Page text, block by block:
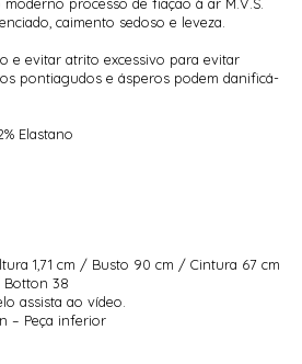
processo de fiação à ar M.V.S.
caimento sedoso e leveza.
e evitar atrito excessivo para evitar
pontiagudos e ásperos podem danificá-
Elastano
1,71 cm / Busto 90 cm / Cintura 67 cm
38
assista ao vídeo.
– Peça inferior